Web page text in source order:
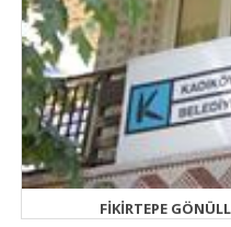
FİKİRTEPE